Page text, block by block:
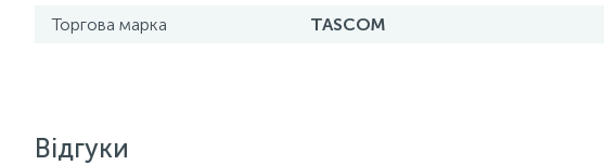
Торгова марка
TASCOM
Відгуки